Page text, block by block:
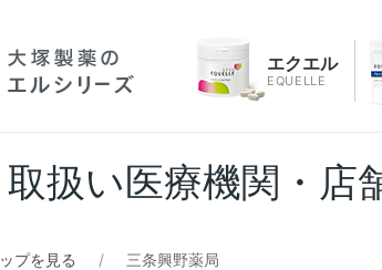
エクエル
EQUELLE
取扱い医療機関・店
プを見る 三条興野薬局